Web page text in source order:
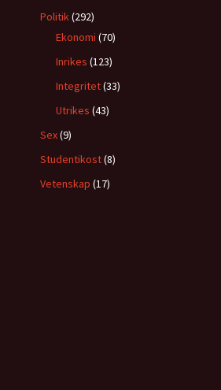
Politik(292)
Ekonomi (70)
Inrikes (123)
Integritet(33)
Utrikes (43)
Sex(9)
Studentikost(8)
Vetenskap (17)